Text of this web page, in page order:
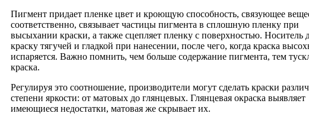
Пигмент придает пленке цвет и кроющую способность, связующее
соответственно, связывает частицы пигмента в сплошную пленку при
высыхании краски, а также сцепляет пленку с поверхностью. Носитель
краску тягучей и гладкой при нанесении, после чего, когда краска
испаряется. Важно помнить, чем больше содержание пигмента, тем
краска.
Регулируя это соотношение, производители могут сделать краски
степени яркости: от матовых до глянцевых. Глянцевая окраска выявляет
имеющиеся недостатки, матовая же скрывает их.